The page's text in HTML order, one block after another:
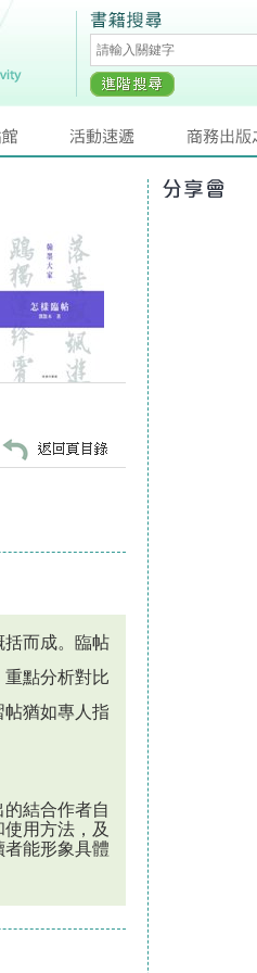
括而成。臨帖
點分析對比
猶如專人指
結合作者自
用方法，及
能形象具體